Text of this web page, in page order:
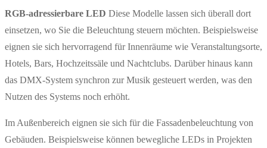
RGB-adressierbare LED Diese Modelle lassen sich überall dort
einsetzen, wo Sie die Beleuchtung steuern möchten. Beispielsweise
eignen sie sich hervorragend für Innenräume wie Veranstaltungsorte,
Hotels, Bars, Hochzeitssäle und Nachtclubs. Darüber hinaus kann
das DMX-System synchron zur Musik gesteuert werden, was den
Nutzen des Systems noch erhöht.
Im Außenbereich eignen sie sich für die Fassadenbeleuchtung von
Gebäuden. Beispielsweise können bewegliche LEDs in Projekten